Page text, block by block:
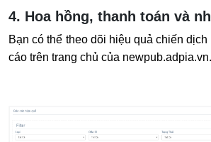
4. Hoa hồng, thanh toán và
Bạn có thể theo dõi hiệu quả chiến
cáo trên trang chủ của newpub.adpia.vn.